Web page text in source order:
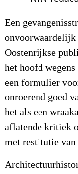
Een
onvoorwaardelijk
Oostenrijkse
het hoofd
een formulier
onroerend goed
het als een
aflatende kritiek
met restitutie van
A